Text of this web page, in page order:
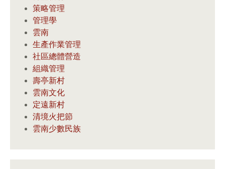
策略管理
管理學
雲南
生產作業管理
社區總體營造
組織管理
壽亭新村
雲南文化
定遠新村
清境火把節
雲南少數民族